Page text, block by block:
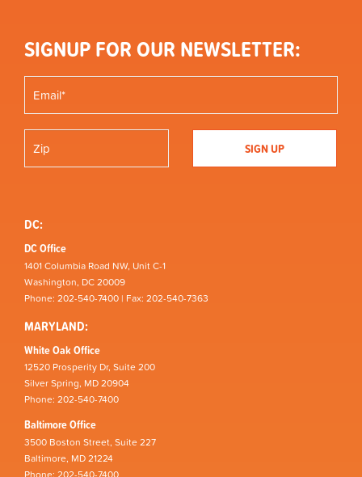
SIGNUP FOR OUR NEWSLETTER:
DC:
DC Office
1401 Columbia Road NW, Unit C-1
Washington, DC 20009
Phone: 202-540-7400 | Fax: 202-540-7363
MARYLAND:
White Oak Office
12520 Prosperity Dr, Suite 200
Silver Spring, MD 20904
Phone: 202-540-7400
Baltimore Office
3500 Boston Street, Suite 227
Baltimore, MD 21224